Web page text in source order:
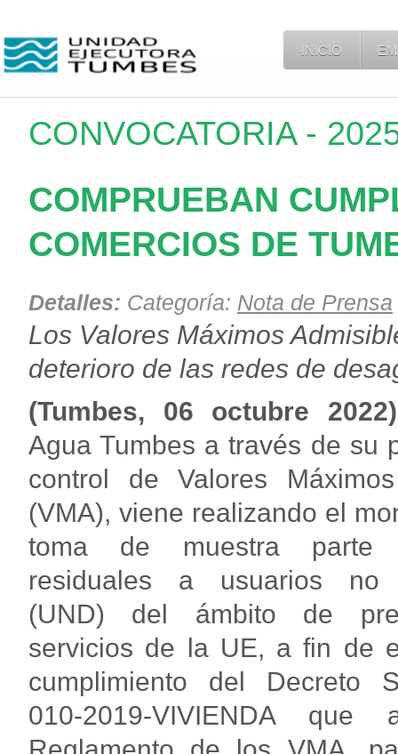
INICIO
CONVOCATORIA -
COMPRUEBAN
COMERCIOS DE
Detalles: Categoría: Nota de Prensa
Los Valores Máximos
deterioro de las redes de
(Tumbes, 06 octubre
Agua Tumbes a través de su
control de Valores
(VMA), viene realizando el
toma de muestra parte
residuales a usuarios no
(UND) del ámbito de
servicios de la UE, a fin de
cumplimiento del Decreto
010-2019-VIVIENDA que